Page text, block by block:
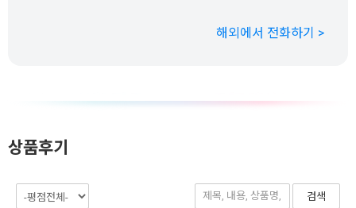
해외에서 전화하기 >
상품후기